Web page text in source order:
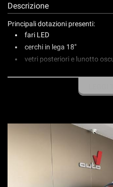
Descrizione
Principali dotazioni presenti:
fari LED
cerchi in lega 18"
vetri posteriori e lunotto
keyless Entry & Go
radio touch con carplay
navigatore
clima automatico
sedili anteriori e volante
cruise control adattivo